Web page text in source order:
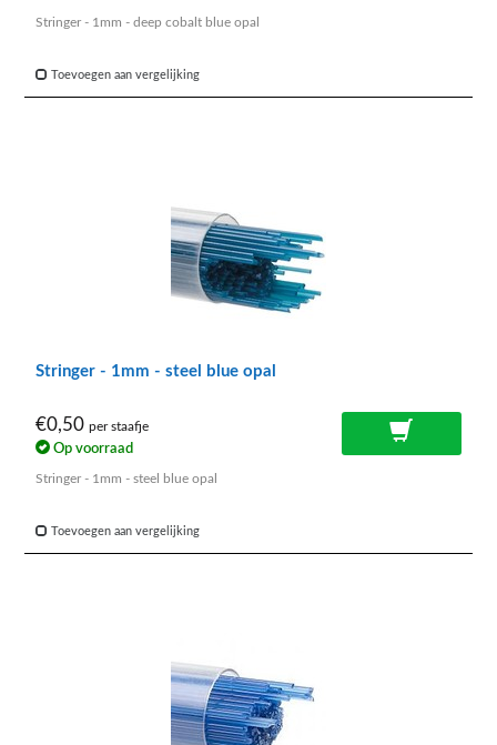
Stringer - 1mm - deep cobalt blue opal
Toevoegen aan vergelijking
Stringer - 1mm - steel blue opal
€0,50 per staafje
Op voorraad
Stringer - 1mm - steel blue opal
Toevoegen aan vergelijking